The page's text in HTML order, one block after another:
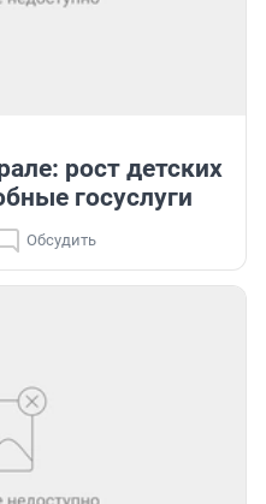
рост детских
госуслуги
Обсудить